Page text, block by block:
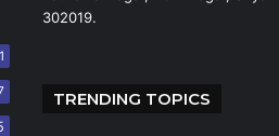
302019.
TRENDING TOPICS